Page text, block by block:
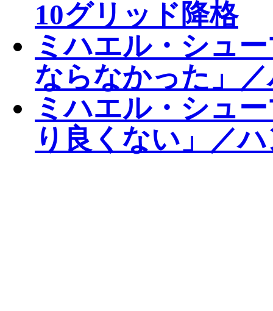
10グリッド降格
ミハエル・シュ
ならなかった」
ミハエル・シュ
り良くない」／